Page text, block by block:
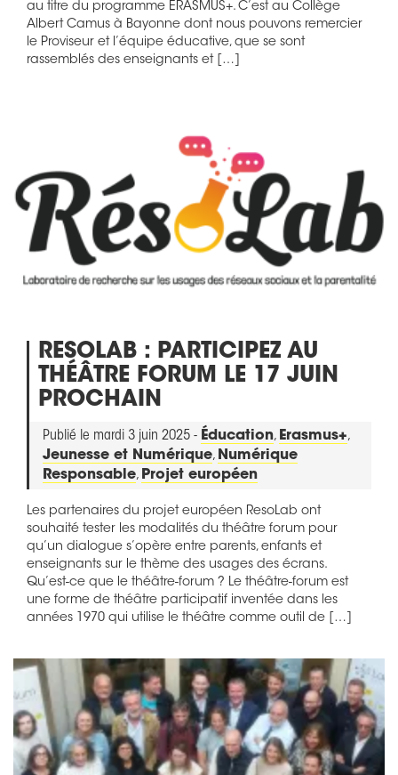
au titre du programme ERASMUS+. C’est au Collège
Albert Camus à Bayonne dont nous pouvons remercier
le Proviseur et l’équipe éducative, que se sont
rassemblés des enseignants et […]
RESOLAB : PARTICIPEZ AU
THÉÂTRE FORUM LE 17 JUIN
PROCHAIN
Publié le mardi 3 juin 2025 - Éducation, Erasmus+,
Jeunesse et Numérique, Numérique
Responsable, Projet européen
Les partenaires du projet européen ResoLab ont
souhaité tester les modalités du théâtre forum pour
qu’un dialogue s’opère entre parents, enfants et
enseignants sur le thème des usages des écrans.
Qu’est-ce que le théâtre-forum ? Le théâtre-forum est
une forme de théâtre participatif inventée dans les
années 1970 qui utilise le théâtre comme outil de […]